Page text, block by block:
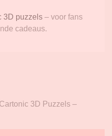
3D puzzels – voor fans
cadeaus.
Cartonic 3D Puzzels –